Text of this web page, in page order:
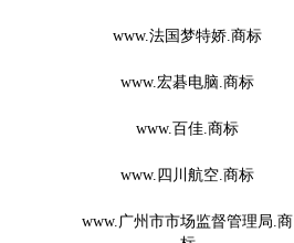
www.法国梦特娇.商标
www.宏碁电脑.商标
www.百佳.商标
www.四川航空.商标
www.广州市市场监督管理局.商